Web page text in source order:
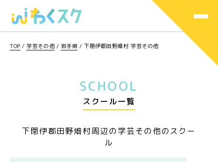
TOP / 学芸その他 / 岩手県 / 下閉伊郡田野畑村 学芸その他
SCHOOL
スクール一覧
下閉伊郡田野畑村周辺の学芸その他のスクー
ル